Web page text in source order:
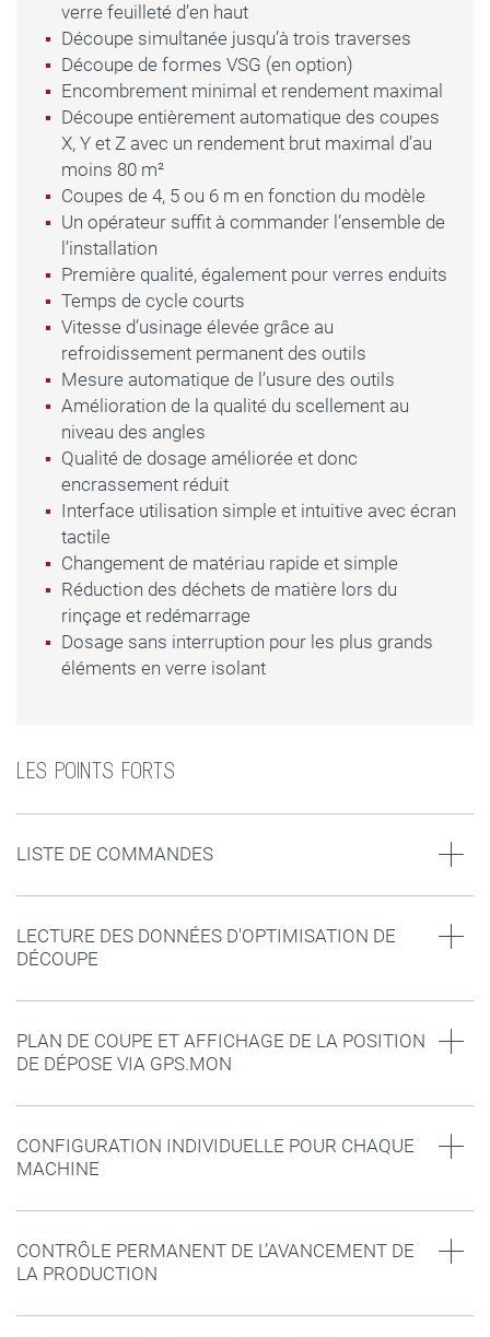
verre feuilleté d’en haut
Découpe simultanée jusqu’à trois traverses
Découpe de formes VSG (en option)
Encombrement minimal et rendement maximal
Découpe entièrement automatique des coupes
X, Y et Z avec un rendement brut maximal d’au
moins 80 m²
Coupes de 4, 5 ou 6 m en fonction du modèle
Un opérateur suffit à commander l’ensemble de
l’installation
Première qualité, également pour verres enduits
Temps de cycle courts
Vitesse d’usinage élevée grâce au
refroidissement permanent des outils
Mesure automatique de l’usure des outils
Amélioration de la qualité du scellement au
niveau des angles
Qualité de dosage améliorée et donc
encrassement réduit
Interface utilisation simple et intuitive avec écran
tactile
Changement de matériau rapide et simple
Réduction des déchets de matière lors du
rinçage et redémarrage
Dosage sans interruption pour les plus grands
éléments en verre isolant
LES POINTS FORTS
LISTE DE COMMANDES
LECTURE DES DONNÉES D'OPTIMISATION DE
DÉCOUPE
PLAN DE COUPE ET AFFICHAGE DE LA POSITION
DE DÉPOSE VIA GPS.MON
CONFIGURATION INDIVIDUELLE POUR CHAQUE
MACHINE
CONTRÔLE PERMANENT DE L’AVANCEMENT DE
LA PRODUCTION